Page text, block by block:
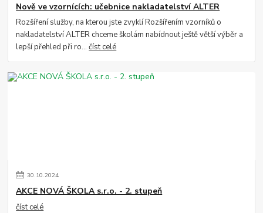
Nově ve vzornících: učebnice nakladatelství ALTER
Rozšíření služby, na kterou jste zvyklí Rozšířením vzorníků o
nakladatelství ALTER chceme školám nabídnout ještě větší výběr a
lepší přehled při ro...číst celé
30.10.2024
AKCE NOVÁ ŠKOLA s.r.o. - 2. stupeň
číst celé